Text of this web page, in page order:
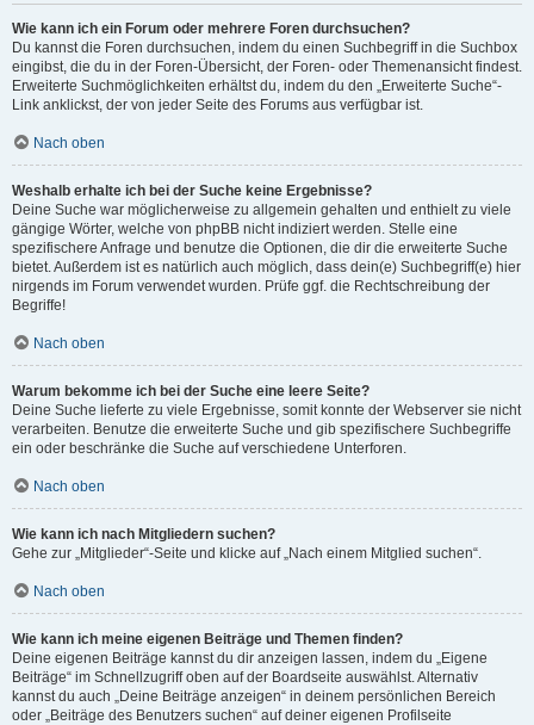
Wie kann ich ein Forum oder mehrere Foren durchsuchen?
Du kannst die Foren durchsuchen, indem du einen Suchbegriff in die Suchbox
eingibst, die du in der Foren-Übersicht, der Foren- oder Themenansicht findest.
Erweiterte Suchmöglichkeiten erhältst du, indem du den „Erweiterte Suche“-
Link anklickst, der von jeder Seite des Forums aus verfügbar ist.
Nach oben
Weshalb erhalte ich bei der Suche keine Ergebnisse?
Deine Suche war möglicherweise zu allgemein gehalten und enthielt zu viele
gängige Wörter, welche von phpBB nicht indiziert werden. Stelle eine
spezifischere Anfrage und benutze die Optionen, die dir die erweiterte Suche
bietet. Außerdem ist es natürlich auch möglich, dass dein(e) Suchbegriff(e) hier
nirgends im Forum verwendet wurden. Prüfe ggf. die Rechtschreibung der
Begriffe!
Nach oben
Warum bekomme ich bei der Suche eine leere Seite?
Deine Suche lieferte zu viele Ergebnisse, somit konnte der Webserver sie nicht
verarbeiten. Benutze die erweiterte Suche und gib spezifischere Suchbegriffe
ein oder beschränke die Suche auf verschiedene Unterforen.
Nach oben
Wie kann ich nach Mitgliedern suchen?
Gehe zur „Mitglieder“-Seite und klicke auf „Nach einem Mitglied suchen“.
Nach oben
Wie kann ich meine eigenen Beiträge und Themen finden?
Deine eigenen Beiträge kannst du dir anzeigen lassen, indem du „Eigene
Beiträge“ im Schnellzugriff oben auf der Boardseite auswählst. Alternativ
kannst du auch „Deine Beiträge anzeigen“ in deinem persönlichen Bereich
oder „Beiträge des Benutzers suchen“ auf deiner eigenen Profilseite